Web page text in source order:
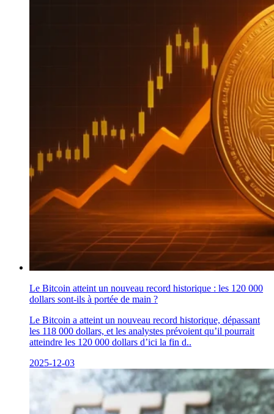
Le Bitcoin atteint un nouveau record historique : les 120 000
dollars sont-ils à portée de main ?
Le Bitcoin a atteint un nouveau record historique, dépassant
les 118 000 dollars, et les analystes prévoient qu’il pourrait
atteindre les 120 000 dollars d’ici la fin d..
2025-12-03